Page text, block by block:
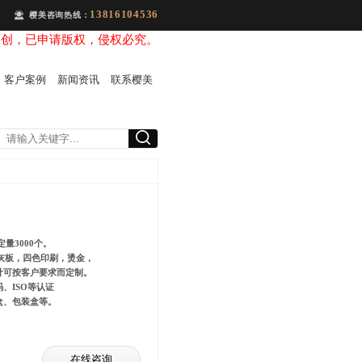
樱美咨询热线： 13816104536
，已申请版权，侵权必究。
客户案例 新闻资讯 联系樱美
3000个。
板，四色印刷，烫金，
按客户要求而定制。
、ISO等认证
包装盒等。